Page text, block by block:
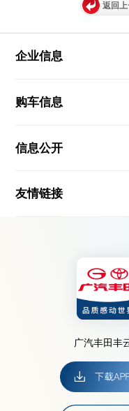
返回
企业信息
购车信息
信息公开
友情链接
广汽丰田丰